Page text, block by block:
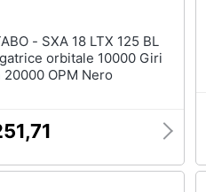
18 LTX 125 BL
orbitale 10000 Giri
20000 OPM Nero